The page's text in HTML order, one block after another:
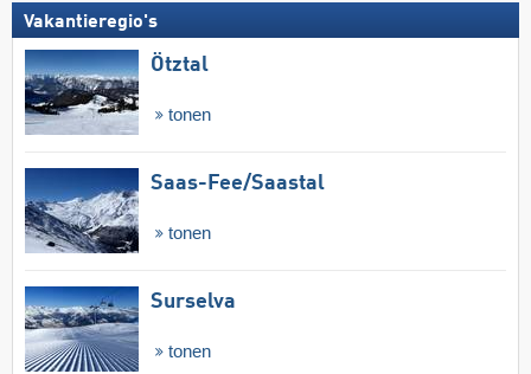
Vakantieregio's
Ötztal
tonen
Saas-Fee/​Saastal
tonen
Surselva
tonen